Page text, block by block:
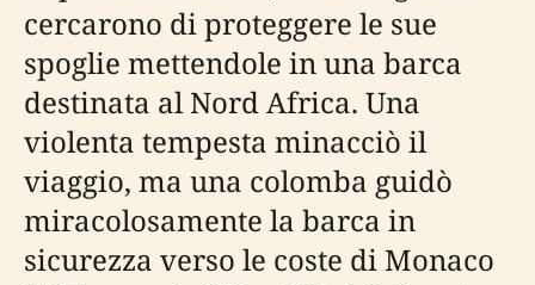
cercarono di proteggere le sue
spoglie mettendole in una barca
destinata al Nord Africa. Una
violenta tempesta minacciò il
viaggio, ma una colomba guidò
miracolosamente la barca in
sicurezza verso le coste di Monaco